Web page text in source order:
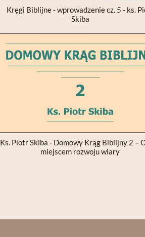
Kręgi Biblijne - wprowadzenie cz. 5 - ks.
Skiba
Ks. Piotr Skiba - Domowy Krąg Biblijny 2 –
miejscem rozwoju wiary